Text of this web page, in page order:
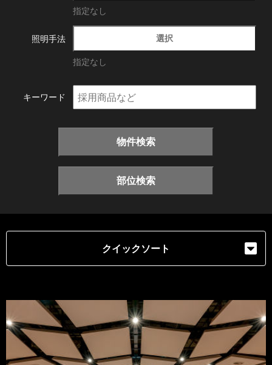
指定なし
照明手法 選択
指定なし
キーワード
物件検索
部位検索
クイックソート